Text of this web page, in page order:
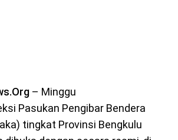
– Minggu
Pasukan Pengibar Bendera
tingkat Provinsi Bengkulu